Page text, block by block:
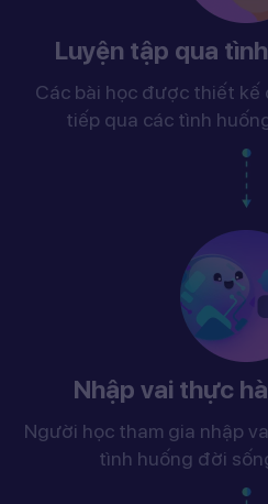
Luyện tập qua
Các bài học được thiết kế
tiếp qua các tình
Nhập vai thực
Người học tham gia nhập
tình huống đời